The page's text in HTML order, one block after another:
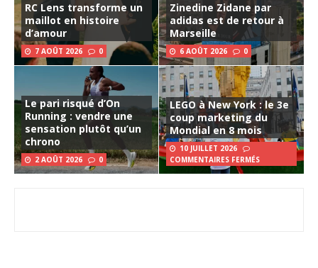
RC Lens transforme un
maillot en histoire
d’amour
7 AOÛT 2026 0
Zinedine Zidane par
adidas est de retour à
Marseille
6 AOÛT 2026 0
Le pari risqué d’On
Running : vendre une
sensation plutôt qu’un
chrono
2 AOÛT 2026 0
LEGO à New York : le 3e
coup marketing du
Mondial en 8 mois
10 JUILLET 2026
COMMENTAIRES FERMÉS